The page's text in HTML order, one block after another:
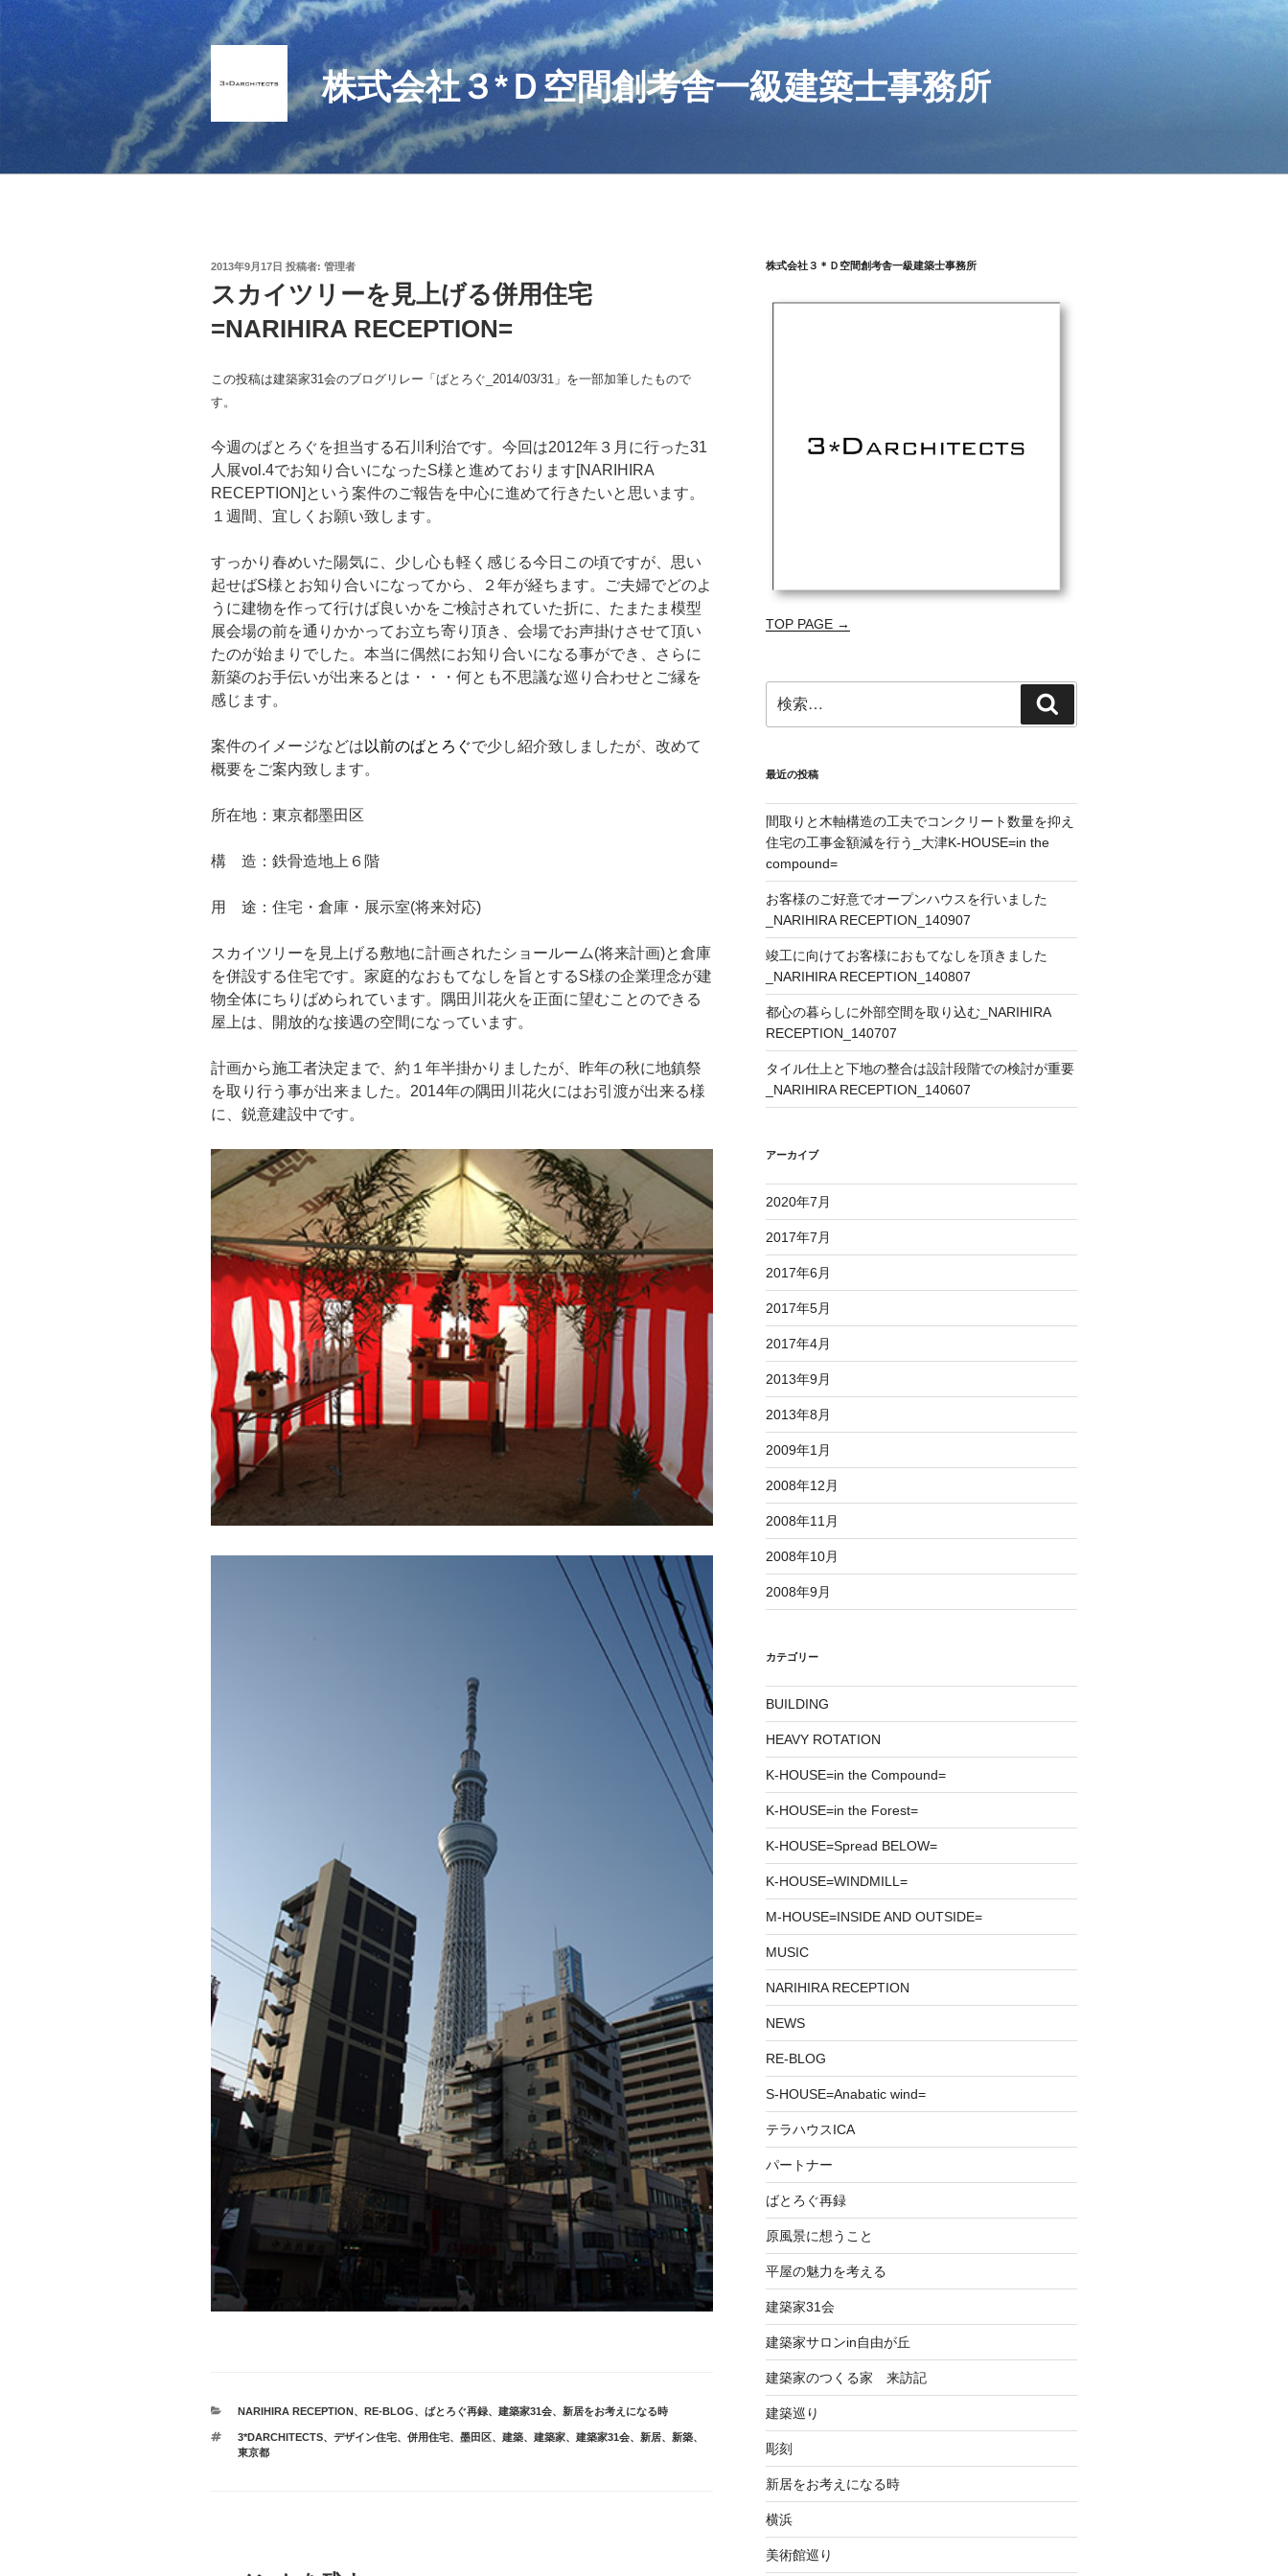
キ
株式会社３*Ｄ空間創考舎一級建築士事務所
投
日:
2013年9月17日 投稿者: 管理者
スカイツリーを見上げる併用住宅
=NARIHIRA RECEPTION=
この投稿は建築家31会のブログリレー「ばとろぐ_2014/03/31」を一部加筆したもので
す。
今週のばとろぐを担当する石川利治です。今回は2012年３月に行った31
人展vol.4でお知り合いになったS様と進めております[NARIHIRA
RECEPTION]という案件のご報告を中心に進めて行きたいと思います。
１週間、宜しくお願い致します。
すっかり春めいた陽気に、少し心も軽く感じる今日この頃ですが、思い
起せばS様とお知り合いになってから、２年が経ちます。ご夫婦でどのよ
うに建物を作って行けば良いかをご検討されていた折に、たまたま模型
展会場の前を通りかかってお立ち寄り頂き、会場でお声掛けさせて頂い
たのが始まりでした。本当に偶然にお知り合いになる事ができ、さらに
新築のお手伝いが出来るとは・・・何とも不思議な巡り合わせとご縁を
感じます。
案件のイメージなどは 以前のばとろぐで少し紹介致しましたが、改めて
概要をご案内致します。
所在地：東京都墨田区
構 造：鉄骨造地上６階
用 途：住宅・倉庫・展示室(将来対応)
スカイツリーを見上げる敷地に計画されたショールーム(将来計画)と倉庫
を併設する住宅です。家庭的なおもてなしを旨とするS様の企業理念が建
物全体にちりばめられています。隅田川花火を正面に望むことのできる
屋上は、開放的な接遇の空間になっています。
計画から施工者決定まで、約１年半掛かりましたが、昨年の秋に地鎮祭
を取り行う事が出来ました。2014年の隅田川花火にはお引渡が出来る様
に、鋭意建設中です。
カ
ゴ
リ
NARIHIRA RECEPTION、 RE-BLOG、 ばとろぐ再録、 建築家31会、 新居をお考えになる時
タ
グ
3*DARCHITECTS、 デザイン住宅、 併用住宅、 墨田区、 建築、 建築家、 建築家31会、 新居、 新築、
東京都
株式会社３＊Ｄ空間創考舎一級建築士事務所
TOP PAGE →
索:
索
最近の投稿
間取りと木軸構造の工夫でコンクリート数量を抑え
住宅の工事金額減を行う_大津K-HOUSE=in the
compound=
お客様のご好意でオープンハウスを行いました
_NARIHIRA RECEPTION_140907
竣工に向けてお客様におもてなしを頂きました
_NARIHIRA RECEPTION_140807
都心の暮らしに外部空間を取り込む_NARIHIRA
RECEPTION_140707
タイル仕上と下地の整合は設計段階での検討が重要
_NARIHIRA RECEPTION_140607
アーカイブ
2020年7月
2017年7月
2017年6月
2017年5月
2017年4月
2013年9月
2013年8月
2009年1月
2008年12月
2008年11月
2008年10月
2008年9月
カテゴリー
BUILDING
HEAVY ROTATION
K-HOUSE=in the Compound=
K-HOUSE=in the Forest=
K-HOUSE=Spread BELOW=
K-HOUSE=WINDMILL=
M-HOUSE=INSIDE AND OUTSIDE=
MUSIC
NARIHIRA RECEPTION
NEWS
RE-BLOG
S-HOUSE=Anabatic wind=
テラハウスICA
パートナー
ばとろぐ再録
原風景に想うこと
平屋の魅力を考える
建築家31会
建築家サロンin自由が丘
建築家のつくる家 来訪記
建築巡り
彫刻
新居をお考えになる時
横浜
美術館巡り